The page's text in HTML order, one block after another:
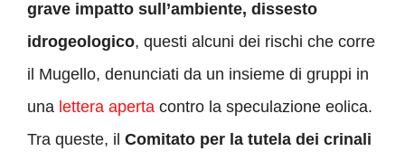
grave impatto sull’ambiente, dissesto
idrogeologico, questi alcuni dei rischi che corre
il Mugello, denunciati da un insieme di gruppi in
una lettera aperta contro la speculazione eolica.
Tra queste, il Comitato per la tutela dei crinali